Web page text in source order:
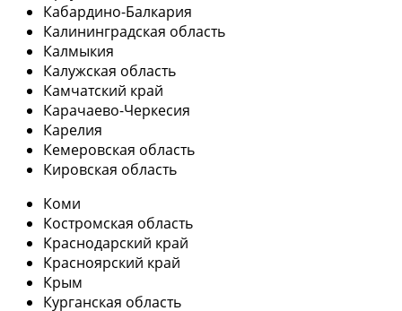
Кабардино-Балкария
Калининградская область
Калмыкия
Калужская область
Камчатский край
Карачаево-Черкесия
Карелия
Кемеровская область
Кировская область
Коми
Костромская область
Краснодарский край
Красноярский край
Крым
Курганская область